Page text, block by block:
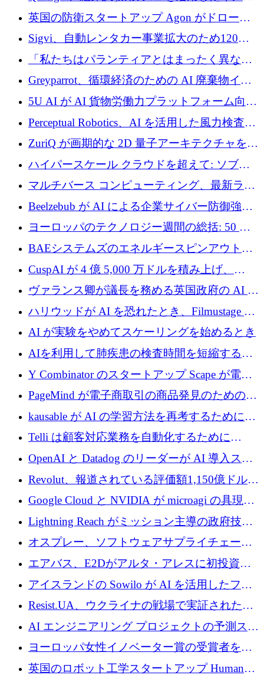
ジング プラットフォームを拡張するためにシ
リーズ B で 2,000 万ドルを確保
英国の防衛スタートアップ Agon がドローン
攻撃に対抗する仮想戦場を構築、3,000 万ドル
を調達
Sigvi、自動レンタカー事業拡大のため120万
ユーロを調達
「私たちはパランティアとはまったく異なる
会社です」とフランス人の「控えめな」後任
者は言う
Greyparrot、循環経済のための AI 廃棄物イン
テリジェンスを拡張するためにシリーズ B で
2,700 万ドルを確保
5U AI が AI 貨物労働力プラットフォーム向け
に 320 万ドルのプレシードを獲得
Perceptual Robotics、AI を活用した風力検査の
規模拡大に向けて 400 万ポンド以上を確保
ZuriQ が画期的な 2D 量子アーキテクチャを拡
張するために 2,550 万ドルを調達
ハイパースケール クラウドを超えて: ソブリ
ン コンピューティングに対する DFINITY の
ビジョン
マルチバース コンピューティング、最新ラウ
ンドで最大 5 億 7,000 万ドルを目標
Beelzebub が AI による企業サイバー防御強化
のために 300 万ユーロを調達
ヨーロッパのテクノロジー週間の総括: 50 以
上の取引に 10 億ユーロ以上を投資
BAEシステムズのエネルギースピンアウト原
子力タービンが1500万ポンドの資金調達でス
テルスから浮上
CuspAI が 4 億 5,000 万ドルを積み上げ、
Resist.UA が 5,000 万ユーロの基金を立ち上
げ、DSIT が廃止される
ヴァランス卿が議長を務める英国政府の AI タ
スクフォースが発足
ハリウッドが AI を恐れたとき、Filmustage は
代わりにプリプロダクションに賭けました
AI が実験をやめてスケーリングを始めるとき
AIを利用して肺疾患の検査時間を短縮する英
国のヘルステック挑戦者が1900万ドルを獲得
Y Combinator のスタートアップ Scape が電子
メールを再考するために 320 万ドルを調達し
てステルスから浮上
PageMind が電子商取引の商品発見のための
AI を拡張するために 120 万ユーロを調達
kausable が AI の学習方法を再考するために
1,200 万ユーロを調達
Telli は顧客対応業務を自動化するために
1,500 万ドルのシードを確保
OpenAI と Datadog のリーダーが AI 導入スタ
ートアップ Arrakis を支援
Revolut、報道されている評価額1,150億ドルで
の新たな二次株式売却を確認
Google Cloud と NVIDIA が microagi の具現化
された AI の野望を推進
Lightning Reach がミッション主導の政府技術
グループとしてポートフォリオを拡大し ETG
に買収
オスプレー、ソフトウェアサプライチェーン
攻撃を阻止するために265万ドルを確保
エアバス、E2Dがアルタ・アレスに初投資、
欧州防衛技術ファンドに5億ユーロを拠出
アイスランドの Sowilo が AI を活用したファ
ッション製品インテリジェンス プラットフォ
ームを拡大するためにプレシードを調達
Resist.UA、ウクライナの戦場で実証された防
衛技術を拡大するために5,000万ユーロの欧州
基金を立ち上げる
AI エンジニアリング プロジェクトの予測スタ
ートアップ Cascade が a16z アクセラレータか
らの支援を獲得
ヨーロッパ女性イノベーター賞の受賞者を紹
介します
英国のロボット工学スタートアップ Humanoid